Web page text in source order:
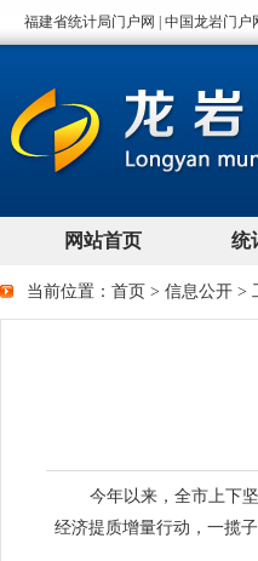
当前位置： 首页 > 信息公开 >
今年以来，全市上下
经济提质增量行动，一